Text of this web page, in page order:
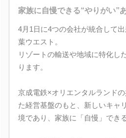
家族に自慢できる“やりがい”
4月1日に4つの会社が統合して
葉ウエスト。
リゾートの輸送や地域に特化し
ります。
京成電鉄×オリエンタルランド
た経営基盤のもと、新しいキャ
境であり、家族に「自慢」でき